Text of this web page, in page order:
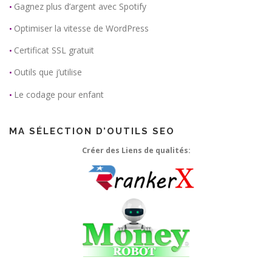
• Gagnez plus d’argent avec Spotify
• Optimiser la vitesse de WordPress
• Certificat SSL gratuit
• Outils que j’utilise
• Le codage pour enfant
MA SÉLECTION D’OUTILS SEO
Créer des Liens de qualités: